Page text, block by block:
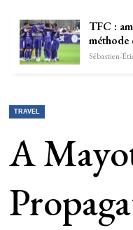
TFC :
TRAVEL
A